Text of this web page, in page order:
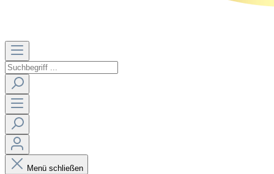
Menü schließen